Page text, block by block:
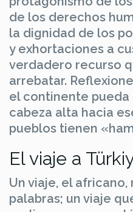
de los derechos
la dignidad de los
y exhortaciones a
verdadero recurso
arrebatar.
el continente pueda
cabeza alta hacia
pueblos tienen
El viaje a
Un viaje, el
palabras; un viaje